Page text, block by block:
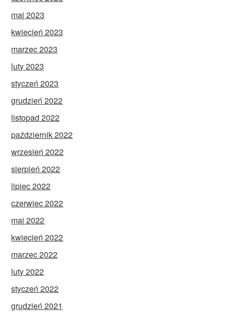
maj 2023
kwiecień 2023
marzec 2023
luty 2023
styczeń 2023
grudzień 2022
listopad 2022
październik 2022
wrzesień 2022
sierpień 2022
lipiec 2022
czerwiec 2022
maj 2022
kwiecień 2022
marzec 2022
luty 2022
styczeń 2022
grudzień 2021